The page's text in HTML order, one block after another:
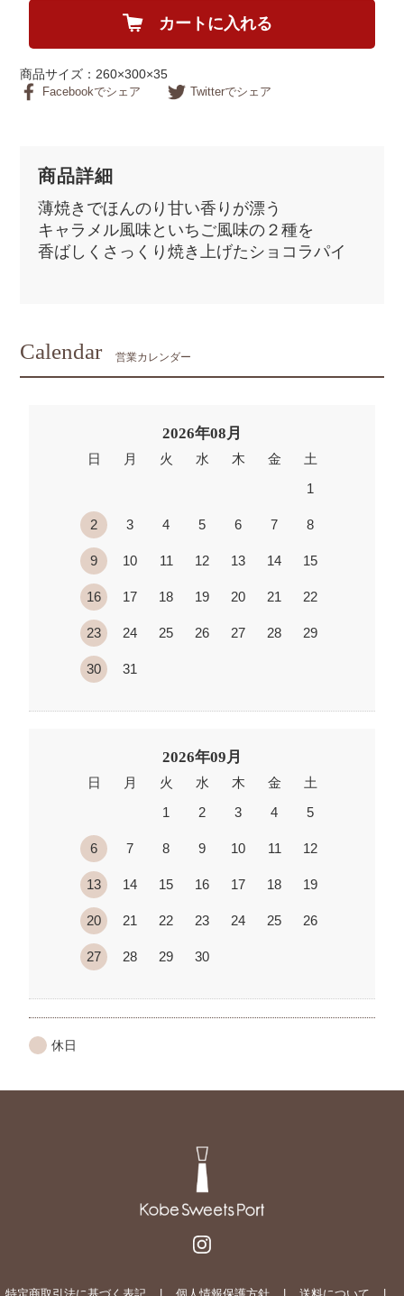
カートに入れる
商品サイズ：260×300×35
Facebookでシェア Twitterでシェア
商品詳細
薄焼きでほんのり甘い香りが漂う
キャラメル風味といちご風味の２種を
香ばしくさっくり焼き上げたショコラパイ
Calendar 営業カレンダー
2026年08月
日 月 火 水 木 金
土
1
2 3 4 5 6 7 8
9 10 11 12 13 14 15
16 17 18 19 20 21 22
23 24 25 26 27 28 29
30 31
2026年09月
日 月 火 水 木 金
土
1
2 3 4 5
6 7 8 9 10 11 12
13 14 15 16 17 18 19
20 21 22 23 24 25 26
27 28 29 30
休日